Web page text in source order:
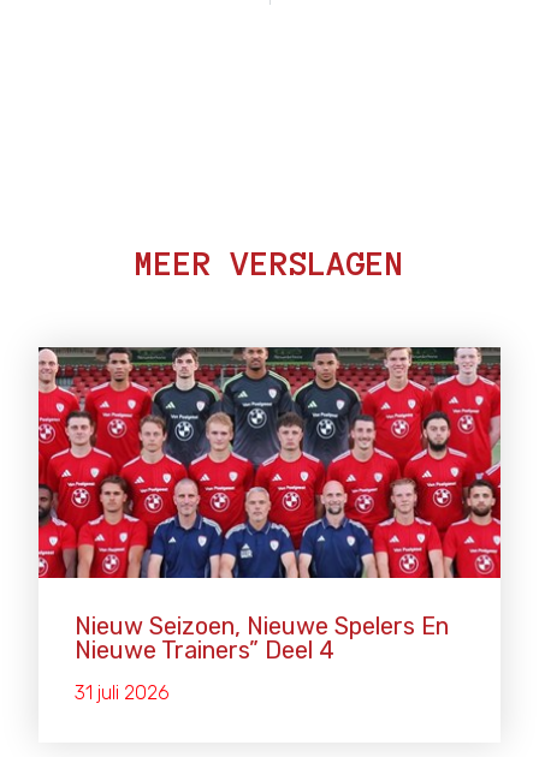
MEER VERSLAGEN
Nieuw Seizoen, Nieuwe Spelers En
Nieuwe Trainers” Deel 4
31 juli 2026